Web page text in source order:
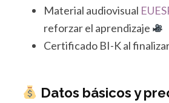
Material audiovisual
reforzar el aprendizaje
Certificado BI-K al
Datos básicos y